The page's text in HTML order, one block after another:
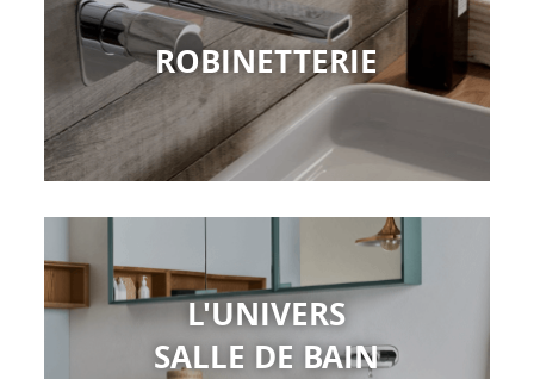
ROBINETTERIE
L'UNIVERS
SALLE DE BAIN